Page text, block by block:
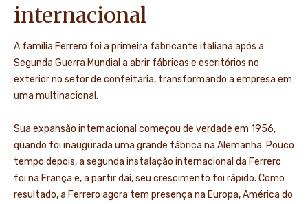
internacional
A família Ferrero foi a primeira fabricante italiana após a
Segunda Guerra Mundial a abrir fábricas e escritórios no
exterior no setor de confeitaria, transformando a empresa em
uma multinacional.
Sua expansão internacional começou de verdade em 1956,
quando foi inaugurada uma grande fábrica na Alemanha. Pouco
tempo depois, a segunda instalação internacional da Ferrero
foi na França e, a partir daí, seu crescimento foi rápido. Como
resultado, a Ferrero agora tem presença na Europa, América do